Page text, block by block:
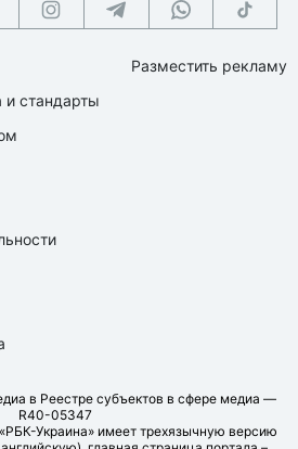
и стандарты
Разместить рекламу
в Реестре субъектов в сфере медиа —
R40-05347
Украина» имеет трехязычную версию